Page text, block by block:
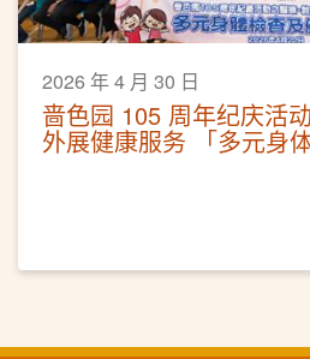
2026 年 4 月 30 日
啬色园 105 周年纪庆活
外展健康服务 「多元身